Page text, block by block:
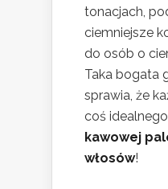
tonacjach,
ciemniejsze
do osób o
Taka bogata
sprawia, że
coś
kawowej
włosów!